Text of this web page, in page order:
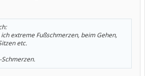
extreme Fußschmerzen, beim Gehen,
etc.